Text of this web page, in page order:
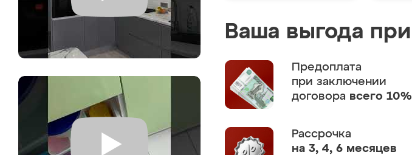
Ваша выгода
Предоплата
при заключении
договора всего 10%
Рассрочка
на 3, 4, 6 месяцев